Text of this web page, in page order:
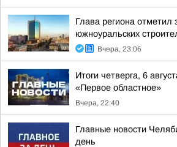
Глава региона отметил
южноуральских
Вчера, 23:06
Итоги четверга, 6
«Первое областное»
Вчера, 22:40
Главные новости
день